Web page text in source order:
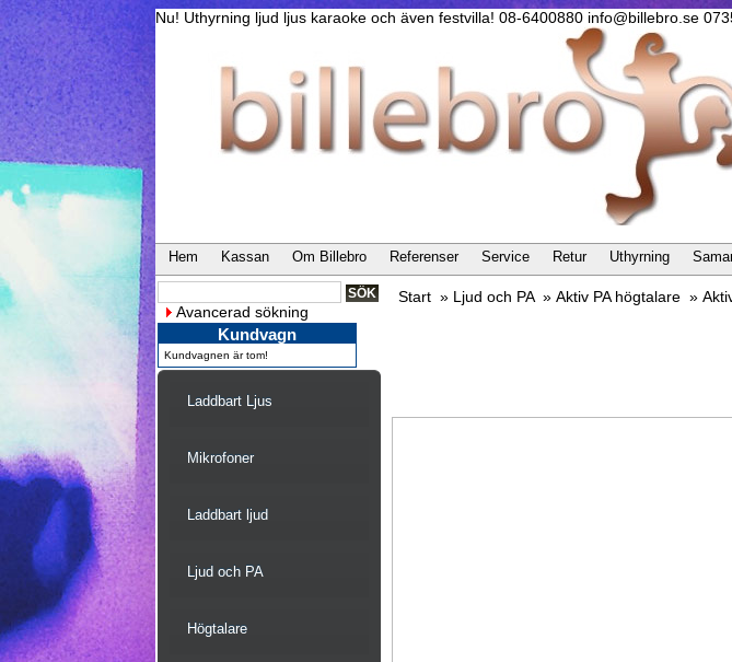
Nu! Uthyrning ljud ljus karaoke och även festvilla! 08-6400880 info@billebro.se
Hem Kassan Om Billebro Referenser Service Retur Uthyrning
Avancerad sökning
Kundvagn
Kundvagnen är tom!
Laddbart Ljus
Mikrofoner
Laddbart ljud
Ljud och PA
Högtalare
Start » Ljud och PA»Aktiv PA högtalare »